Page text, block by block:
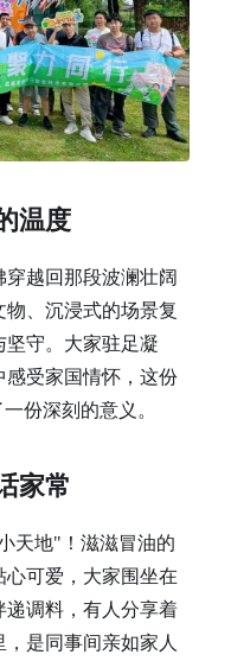
温度
越回那段波澜壮阔
、沉浸式的场景复
坚守。大家驻足凝
感受家国情怀，这份
份深刻的意义。
家常
天地"！滋滋冒油的
可爱，大家围坐在
递调料，有人分享着
是同事间亲如家人